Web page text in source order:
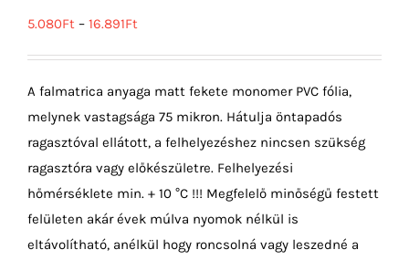
5.080Ft – 16.891Ft
A falmatrica anyaga matt fekete monomer PVC fólia,
melynek vastagsága 75 mikron. Hátulja öntapadós
ragasztóval ellátott, a felhelyezéshez nincsen szükség
ragasztóra vagy előkészületre. Felhelyezési
hőmérséklete min. + 10 °C !!! Megfelelő minőségű festett
felületen akár évek múlva nyomok nélkül is
eltávolítható, anélkül hogy roncsolná vagy leszedné a